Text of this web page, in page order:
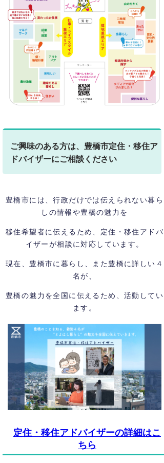
ご興味のある方は、豊橋市定住・移住ア
ドバイザーにご相談ください
豊橋市には、行政だけでは伝えられない暮ら
しの情報や豊橋の魅力を
移住希望者に伝えるため、定住・移住アドバ
イザーが相談に対応しています。
現在、豊橋市に暮らし、また豊橋に詳しい４
名が
豊橋の魅力を全国に伝えるため、活動してい
ます。
定住・移住アドバイザーの詳細はこ
ちら